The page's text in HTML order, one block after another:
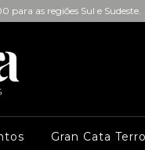
para as regiões Sul e Sudeste.
Gran Cata